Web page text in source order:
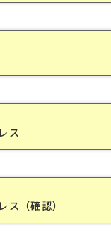
ス
ス（確認）